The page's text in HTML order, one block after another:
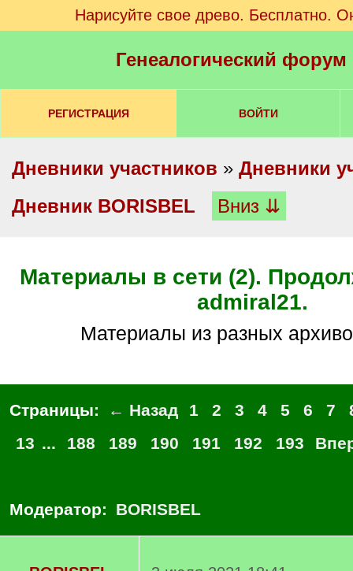
Нарисуйте свое древо. Бесплатно.
Генеалогический
РЕГИСТРАЦИЯ ВОЙТИ
Дневники участников » Дневники
Дневник BORISBEL
Вниз ⇊
Материалы в сети (2).
admiral21.
Материалы из разных
Страницы: ← Назад 1 2 3 4 5 6 7
13 ... 188 189 190 191 192 193
Модератор: BORISBEL